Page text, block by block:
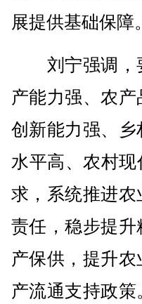
展提供基础保障。
刘宁强调，
产能力强、农
创新能力强、
水平高、农村
求，系统推进
责任，稳步提
产保供，提升
产流通支持政